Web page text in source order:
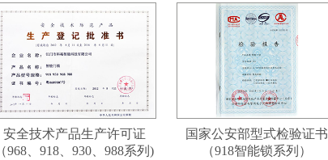
安全技术产品生产许可证
（968、918、930、988系列)
国家公安部型式检验证书
（918智能锁系列）